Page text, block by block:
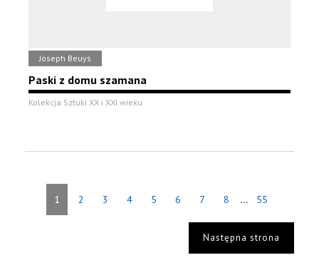
Joseph Beuys
Paski z domu szamana
Kolekcja Sztuki XX i XXI wieku
1 2 3 4 5 6 7 8 ... 55
Następna strona